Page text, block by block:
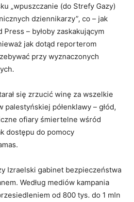
„wpuszczanie (do Strefy Gazy)
dziennikarzy”, co – jak
– byłoby zaskakującym
jak dotąd reporterom
przy wyznaczonych
się zrzucić winę za wszelkie
półenklawy – głód,
ofiary śmiertelne wśród
dostępu do pomocy
Izraelski gabinet bezpieczeństwa
Według mediów kampania
od 800 tys. do 1 mln